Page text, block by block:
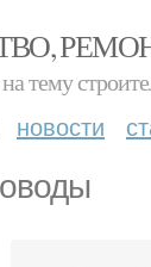
тему
новости